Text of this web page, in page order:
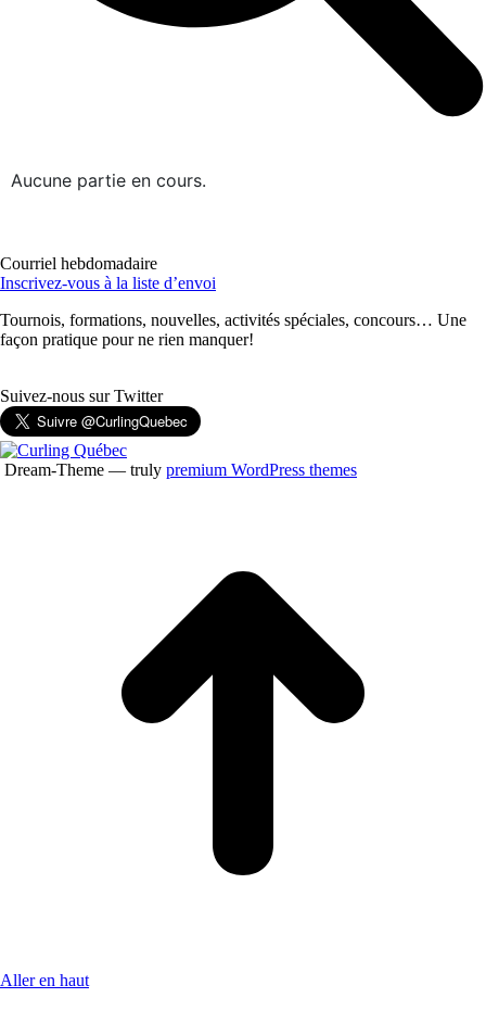
Aucune partie en cours.
Courriel hebdomadaire
Inscrivez-vous à la liste d’envoi
Tournois, formations, nouvelles, activités spéciales, concours… Une
façon pratique pour ne rien manquer!
Suivez-nous sur Twitter
Dream-Theme — truly premium WordPress themes
Aller en haut